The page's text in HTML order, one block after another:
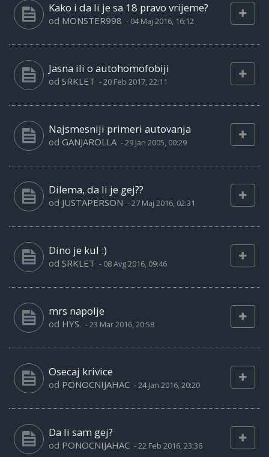
Kako i da li je sa 18 pravo vrijeme?
od MONSTER998 - 04 Maj 2016, 16:12
Jasna ili o autohomofobiji
od SRKLET -20 Feb 2017, 22:11
Najsmesniji primeri autovanja
od GANJAROLLA -29 Jan 2005, 00:29
Dilema, da li je gej??
od JUSTAPERSON -27 Maj 2016, 02:31
Dino je kul :)
od SRKLET - 08 Avg 2016, 09:46
mrs napolje
od HYS. -23 Mar 2016, 20:58
Osecaj krivice
od PONOCNIJAHAC -24 Jan 2016, 20:20
Da li sam gej?
od PONOCNIJAHAC -22 Feb 2016, 23:36